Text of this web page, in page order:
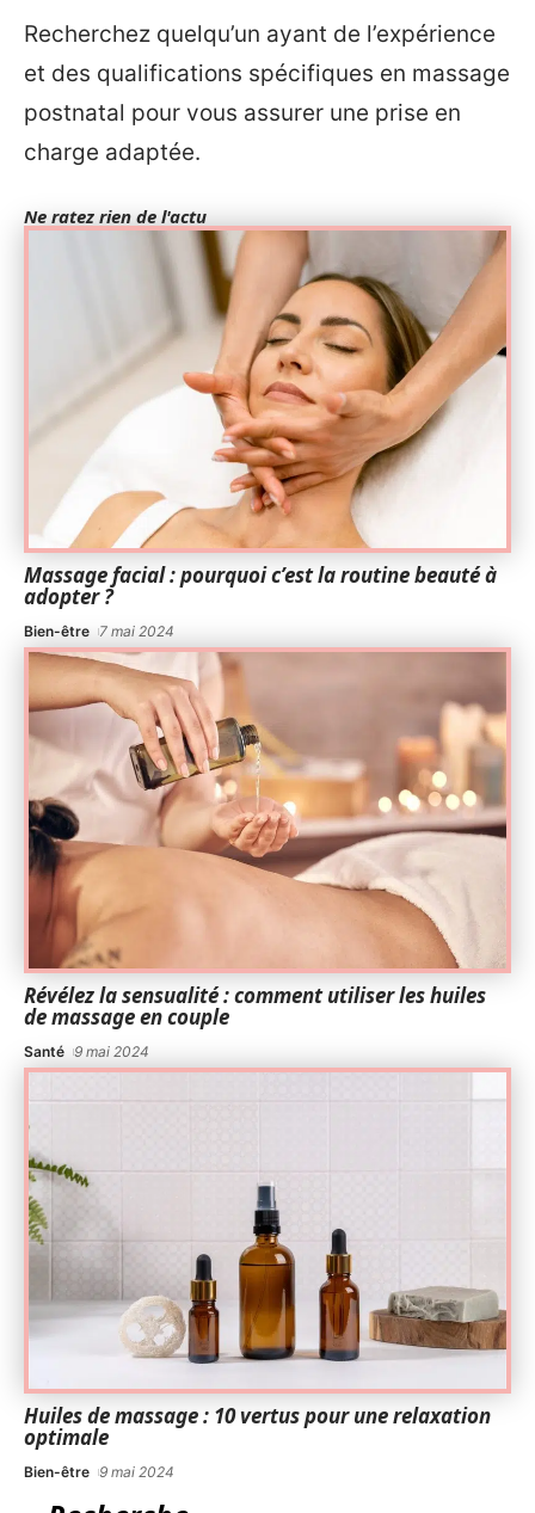
Recherchez quelqu’un ayant de l’expérience
et des qualifications spécifiques en massage
postnatal pour vous assurer une prise en
charge adaptée.
Ne ratez rien de l'actu
Massage facial : pourquoi c’est la routine beauté à
adopter ?
Bien-être 7 mai 2024
Révélez la sensualité : comment utiliser les huiles
de massage en couple
Santé 9 mai 2024
Huiles de massage : 10 vertus pour une relaxation
optimale
Bien-être 9 mai 2024